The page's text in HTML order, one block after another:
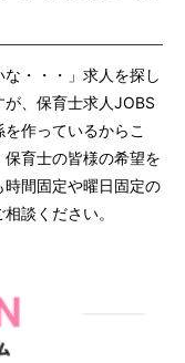
な・・・」求人を探し
、保育士求人JOBS
作っているからこ
育士の皆様の希望を
間固定や曜日固定の
談ください。